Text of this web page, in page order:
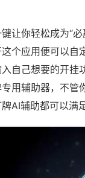
让你轻松成为“
个应用便可以自
自己想要的开挂
用辅助器，不管
AI辅助都可以满